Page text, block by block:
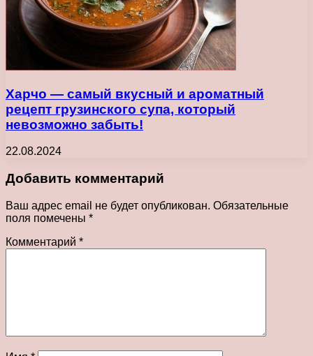
Харчо — самый вкусный и ароматный
рецепт грузинского супа, который
невозможно забыть!
22.08.2024
Добавить комментарий
Ваш адрес email не будет опубликован. Обязательные
поля помечены *
Комментарий *